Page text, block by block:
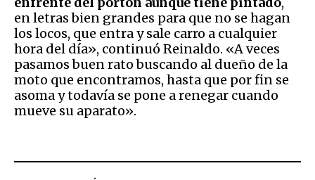
en letras bien grandes para que no se hagan
los locos, que entra y sale carro a cualquier
hora del día», continuó Reinaldo. «A veces
pasamos buen rato buscando al dueño de la
moto que encontramos, hasta que por fin se
asoma y todavía se pone a renegar cuando
mueve su aparato».